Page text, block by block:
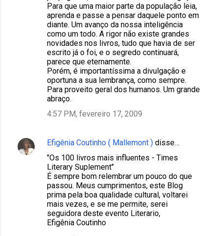
Para que uma maior parte da população leia,
aprenda e passe a pensar daquele ponto em
diante. Um avanço da nossa inteligência
como um todo. A rigor não existe grandes
novidades nos livros, tudo que havia de ser
escrito já o foi, e o segredo continuará,
parece que eternamente.
Porém, é importantíssima a divulgação e
oportuna a sua lembrança, como sempre.
Para proveito geral dos humanos. Um grande
abraço.
4:57 PM, fevereiro 17, 2009
Efigênia Coutinho ( Mallemont ) disse…
"Os 100 livros mais influentes - Times
Literary Suplement"
É sempre bom relembrar um pouco do que
passou. Meus cumprimentos, este Blog
prima pela boa qualidade cultural, voltarei
mais vezes, e se me permite, serei
seguidora deste evento Literario,
Efigênia Coutinho